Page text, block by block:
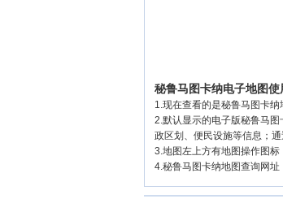
秘鲁马图卡纳电子地图使
1.现在查看的是秘鲁马图卡
2.默认显示的电子版秘鲁马
政区划、便民设施等信息；
3.地图左上方有地图操作图
4.秘鲁马图卡纳地图查询网